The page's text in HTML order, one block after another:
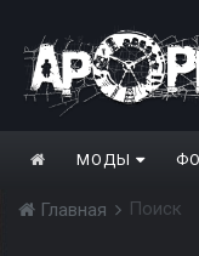
МОДЫ
Главная Поиск